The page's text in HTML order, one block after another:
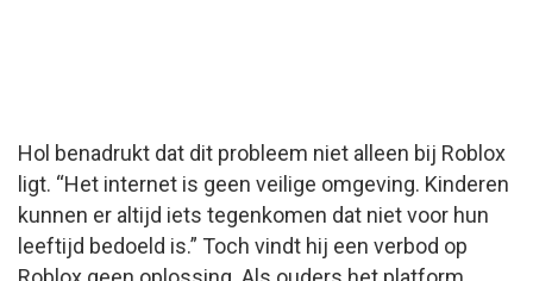
Hol benadrukt dat dit probleem niet alleen bij Roblox
ligt. “Het internet is geen veilige omgeving. Kinderen
kunnen er altijd iets tegenkomen dat niet voor hun
leeftijd bedoeld is.” Toch vindt hij een verbod op